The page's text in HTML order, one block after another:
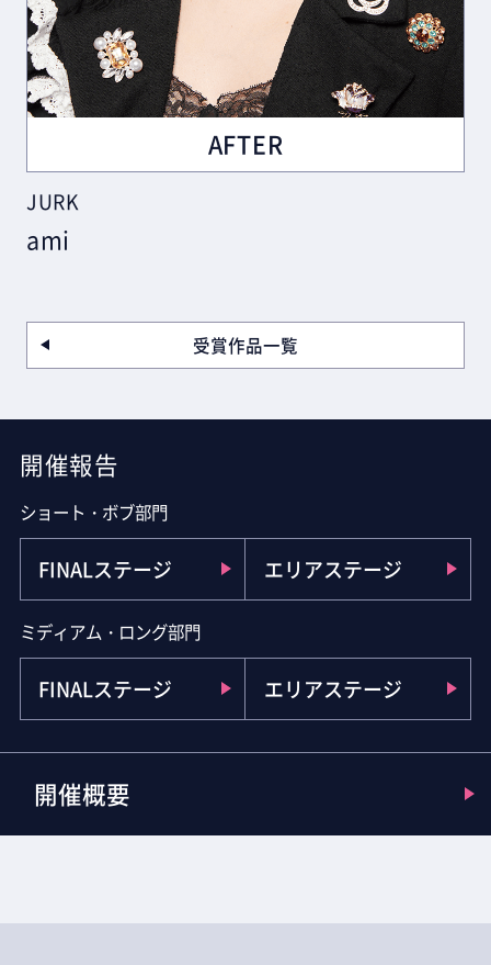
AFTER
JURK
ami
受賞作品一覧
開催報告
ショート・ボブ部門
FINALステージ エリアステージ
ミディアム・ロング部門
FINALステージ エリアステージ
開催概要